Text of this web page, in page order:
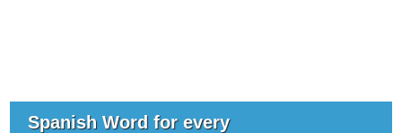
Spanish Word for every